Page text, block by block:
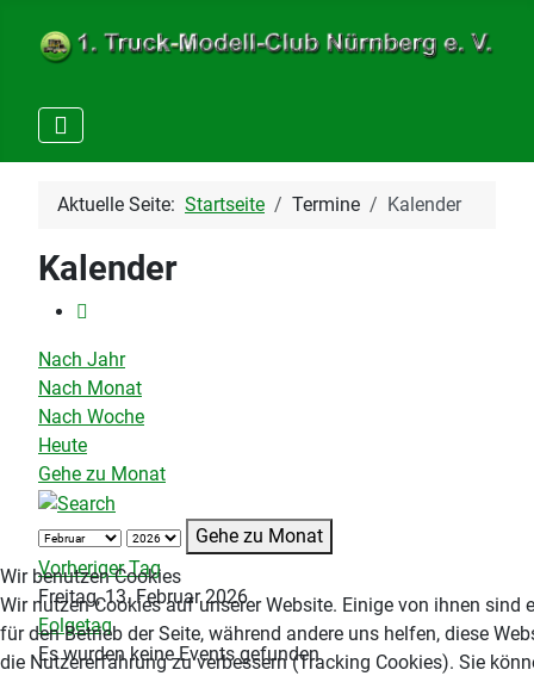
Aktuelle Seite: Startseite Termine Kalender
Kalender
Nach Jahr
Nach Monat
Nach Woche
Heute
Gehe zu Monat
Gehe zu Monat
Vorheriger Tag
Freitag, 13. Februar 2026
Folgetag
Es wurden keine Events gefunden
Wir benutzen Cookies
Wir nutzen Cookies auf unserer Website. Einige von ihnen sind
für den Betrieb der Seite, während andere uns helfen, diese
die Nutzererfahrung zu verbessern (Tracking Cookies). Sie